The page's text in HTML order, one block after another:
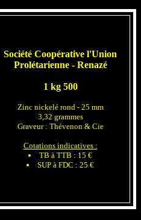
Société Coopérative l'Union
Prolétarienne - Renazé
1 kg 500
Zinc nickelé rond - 25 mm
3,32 grammes
Graveur : Thévenon & Cie
Cotations indicatives :
TB à TTB : 15 €
SUP à FDC : 25 €